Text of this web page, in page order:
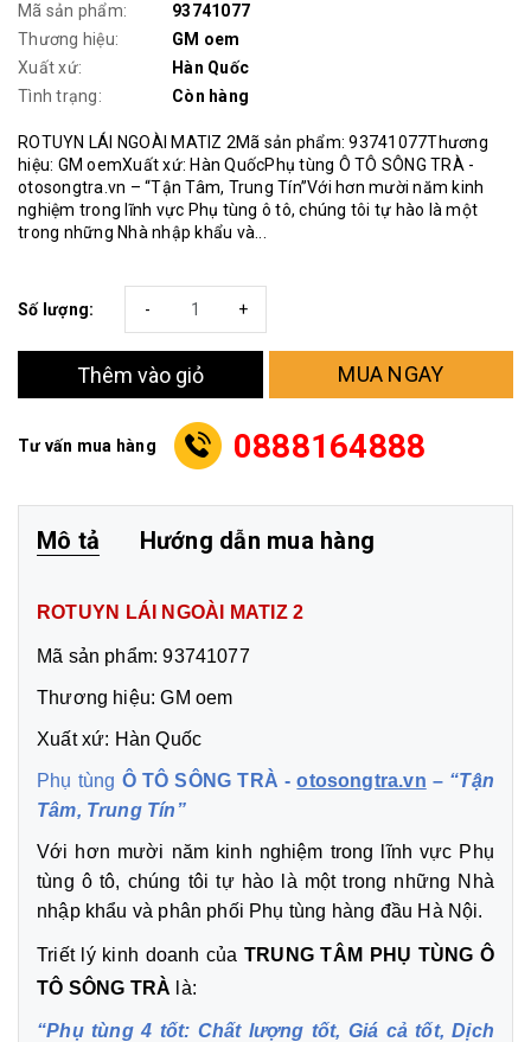
Mã sản phẩm:
93741077
Thương hiệu:
GM oem
Xuất xứ:
Hàn Quốc
Tình trạng:
Còn hàng
ROTUYN LÁI NGOÀI MATIZ 2Mã sản phẩm: 93741077Thương
hiệu: GM oemXuất xứ: Hàn QuốcPhụ tùng Ô TÔ SÔNG TRÀ -
otosongtra.vn – “Tận Tâm, Trung Tín”Với hơn mười năm kinh
nghiệm trong lĩnh vực Phụ tùng ô tô, chúng tôi tự hào là một
trong những Nhà nhập khẩu và...
Số lượng: +
-
Thêm vào giỏ MUA NGAY
Tư vấn mua hàng 0888164888
Mô tả Hướng dẫn mua hàng
ROTUYN LÁI NGOÀI MATIZ 2
Mã sản phẩm: 93741077
Thương hiệu: GM oem
Xuất xứ: Hàn Quốc
Phụ tùng Ô TÔ SÔNG TRÀ -otosongtra.vn – “Tận
Tâm, Trung Tín”
Với hơn mười năm kinh nghiệm trong lĩnh vực Phụ
tùng ô tô, chúng tôi tự hào là một trong những Nhà
nhập khẩu và phân phối Phụ tùng hàng đầu Hà Nội.
Triết lý kinh doanh củaTRUNG TÂM PHỤ TÙNG Ô
TÔ SÔNG TRÀ là:
“Phụ tùng 4 tốt: Chất lượng tốt, Giá cả tốt, Dịch